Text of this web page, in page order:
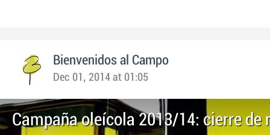
Bienvenidos al Campo
Dec 01, 2014 at 01:05
Campaña oleícola 2013/14: cierre de